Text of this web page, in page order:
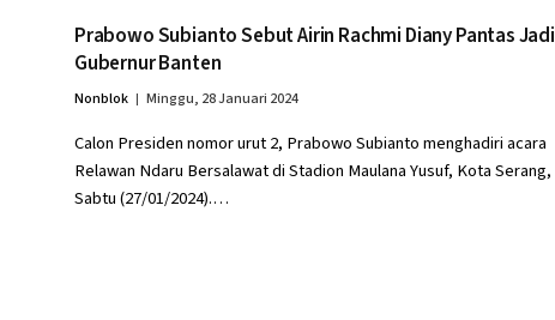
Prabowo Subianto Sebut Airin Rachmi Diany Pantas Jadi
Gubernur Banten
Nonblok Minggu, 28 Januari 2024
Calon Presiden nomor urut 2, Prabowo Subianto menghadiri acara
Relawan Ndaru Bersalawat di Stadion Maulana Yusuf, Kota Serang,
Sabtu (27/01/2024).…